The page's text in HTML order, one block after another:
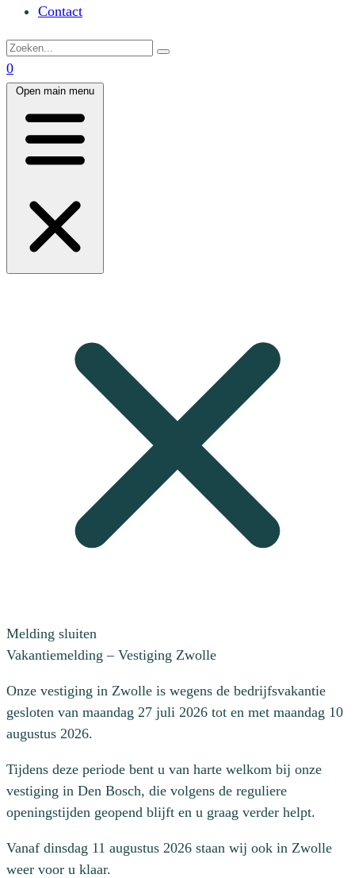
Contact
0
Open main menu
Melding sluiten
Vakantiemelding – Vestiging Zwolle
Onze vestiging in Zwolle is wegens de bedrijfsvakantie
gesloten van maandag 27 juli 2026 tot en met maandag 10
augustus 2026.
Tijdens deze periode bent u van harte welkom bij onze
vestiging in Den Bosch, die volgens de reguliere
openingstijden geopend blijft en u graag verder helpt.
Vanaf dinsdag 11 augustus 2026 staan wij ook in Zwolle
weer voor u klaar.